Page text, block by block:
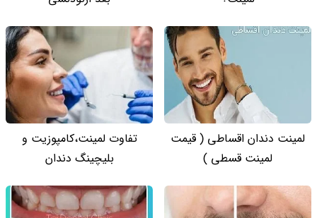
لمینت دندان اقساطی ( قیمت
لمینت قسطی )
تفاوت لمینت،کامپوزیت و
بلیچینگ دندان